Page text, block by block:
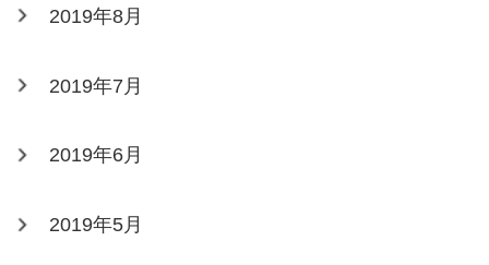
2019年8月
2019年7月
2019年6月
2019年5月